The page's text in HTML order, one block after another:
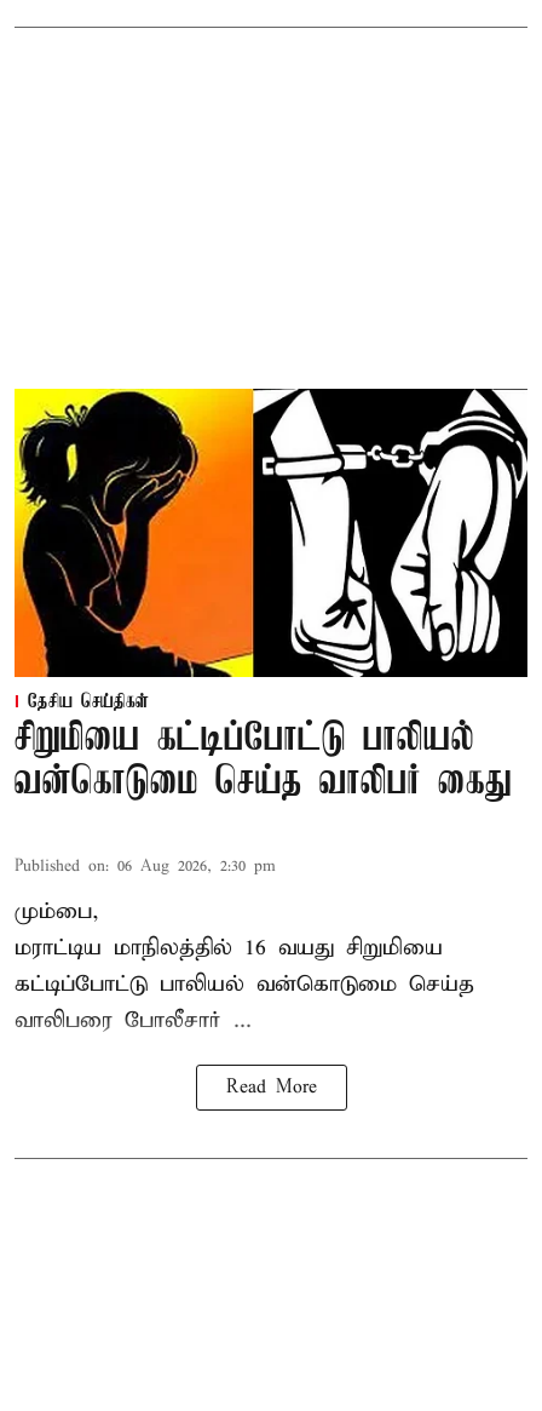
தேசிய செய்திகள்
சிறுமியை கட்டிப்போட்டு பாலியல்
வன்கொடுமை செய்த வாலிபர் கைது
Published on: 06 Aug 2026, 2:30 pm
மும்பை,
மராட்டிய மாநிலத்தில் 16 வயது சிறுமியை
கட்டிப்போட்டு பாலியல் வன்கொடுமை செய்த
வாலிபரை போலீசார் ...
Read More